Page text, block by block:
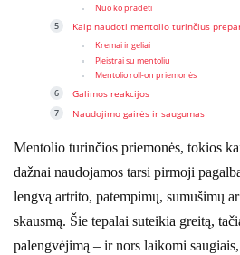
Nuo ko pradėti
Kaip naudoti mentolio turinčius
Kremai ir geliai
Pleistrai su mentoliu
Mentolio roll-on priemonės
Galimos reakcijos
Naudojimo gairės ir saugumas
Mentolio turinčios priemonės, tokios
dažnai naudojamos tarsi pirmoji
lengvą artrito, patempimų, sumušimų
skausmą. Šie tepalai suteikia greitą,
palengvėjimą – ir nors laikomi